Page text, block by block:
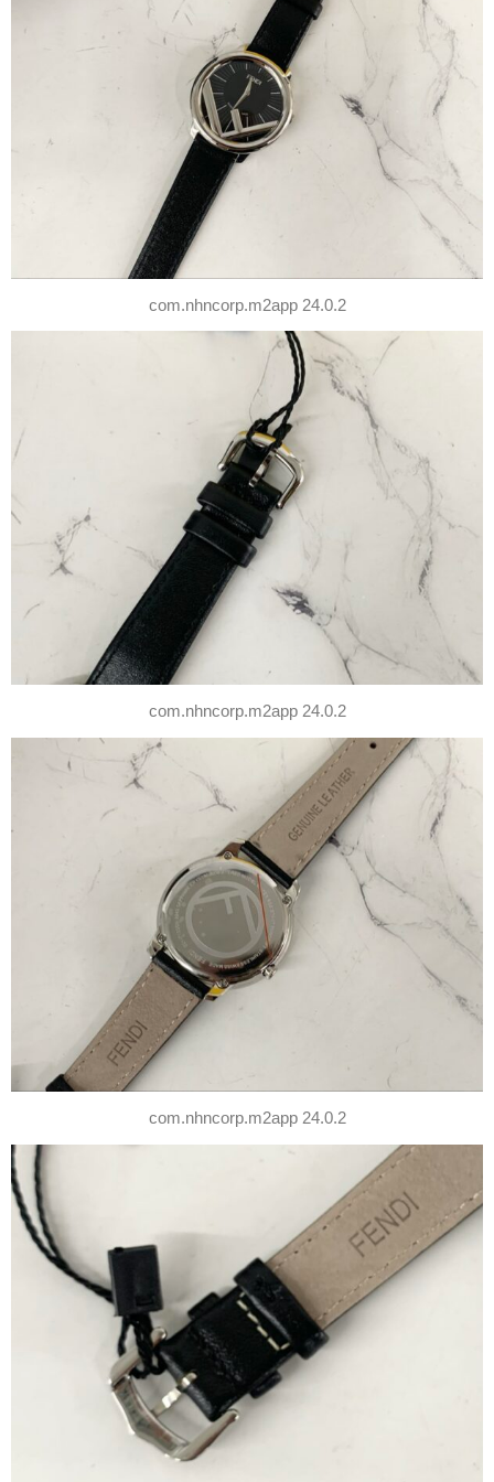
com.nhncorp.m2app 24.0.2
com.nhncorp.m2app 24.0.2
com.nhncorp.m2app 24.0.2